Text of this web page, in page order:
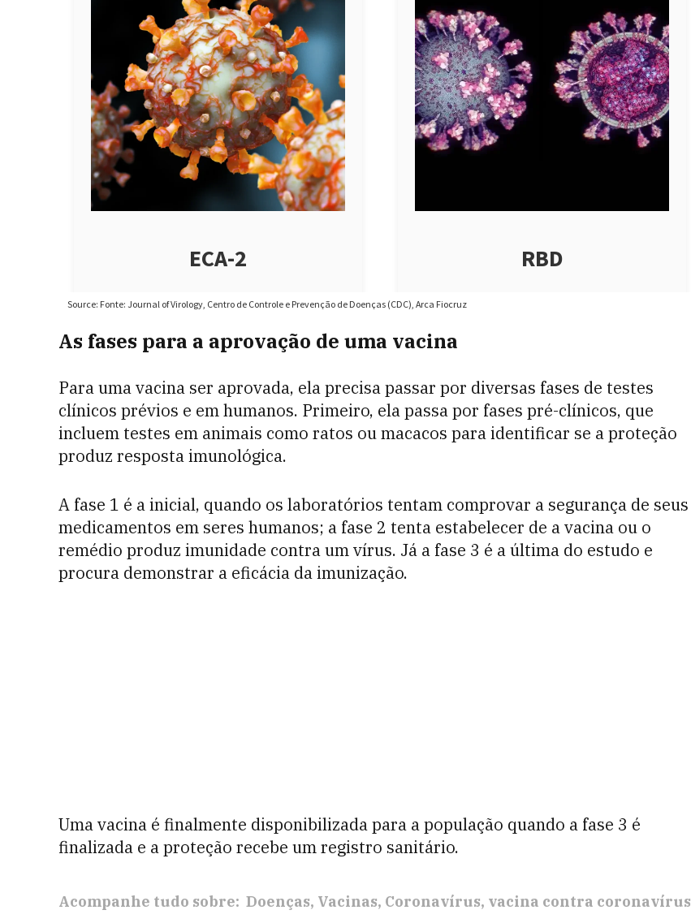
As fases para a aprovação de uma vacina
Para uma vacina ser aprovada, ela precisa passar por diversas fases de testes
clínicos prévios e em humanos. Primeiro, ela passa por fases pré-clínicos, que
incluem testes em animais como ratos ou macacos para identificar se a proteção
produz resposta imunológica.
A fase 1 é a inicial, quando os laboratórios tentam comprovar a segurança de seus
medicamentos em seres humanos; a fase 2 tenta estabelecer de a vacina ou o
remédio produz imunidade contra um vírus. Já a fase 3 é a última do estudo e
procura demonstrar a eficácia da imunização.
Uma vacina é finalmente disponibilizada para a população quando a fase 3 é
finalizada e a proteção recebe um registro sanitário.
Acompanhe tudo sobre: Doenças Vacinas Coronavírus vacina contra coronavírus